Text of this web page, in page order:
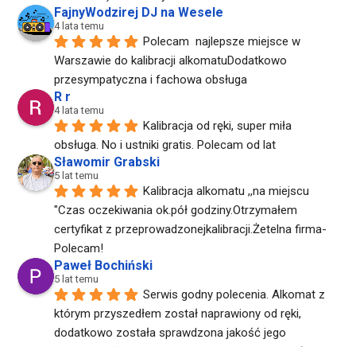
FajnyWodzirej DJ na Wesele
4 lata temu
Polecam  najlepsze miejsce w
Warszawie do kalibracji alkomatuDodatkowo
przesympatyczna i fachowa obsługa
R r
4 lata temu
Kalibracja od ręki, super miła
obsługa. No i ustniki gratis. Polecam od lat
Sławomir Grabski
5 lat temu
Kalibracja alkomatu ,,na miejscu
"Czas oczekiwania ok.pół godziny.Otrzymałem
certyfikat z przeprowadzonejkalibracji.Żetelna firma-
Polecam!
Paweł Bochiński
5 lat temu
Serwis godny polecenia. Alkomat z
którym przyszedłem został naprawiony od ręki,
dodatkowo została sprawdzona jakość jego